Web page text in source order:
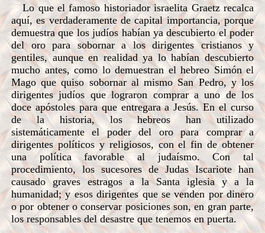
Lo que el famoso historiador israelita Graetz recalca
aquí, es verdaderamente de capital importancia, porque
demuestra que los judíos habían ya descubierto el poder
del oro para sobornar a los dirigentes cristianos y
gentiles, aunque en realidad ya lo habían descubierto
mucho antes, como lo demuestran el hebreo Simón el
Mago que quiso sobornar al mismo San Pedro, y los
dirigentes judíos que lograron comprar a uno de los
doce apóstoles para que entregara a Jesús. En el curso
de la historia, los hebreos han utilizado
sistemáticamente el poder del oro para comprar a
dirigentes políticos y religiosos, con el fin de obtener
una política favorable al judaísmo. Con tal
procedimiento, los sucesores de Judas Iscariote han
causado graves estragos a la Santa iglesia y a la
humanidad; y esos dirigentes que se venden por dinero
o por obtener o conservar posiciones son, en gran parte,
los responsables del desastre que tenemos en puerta.